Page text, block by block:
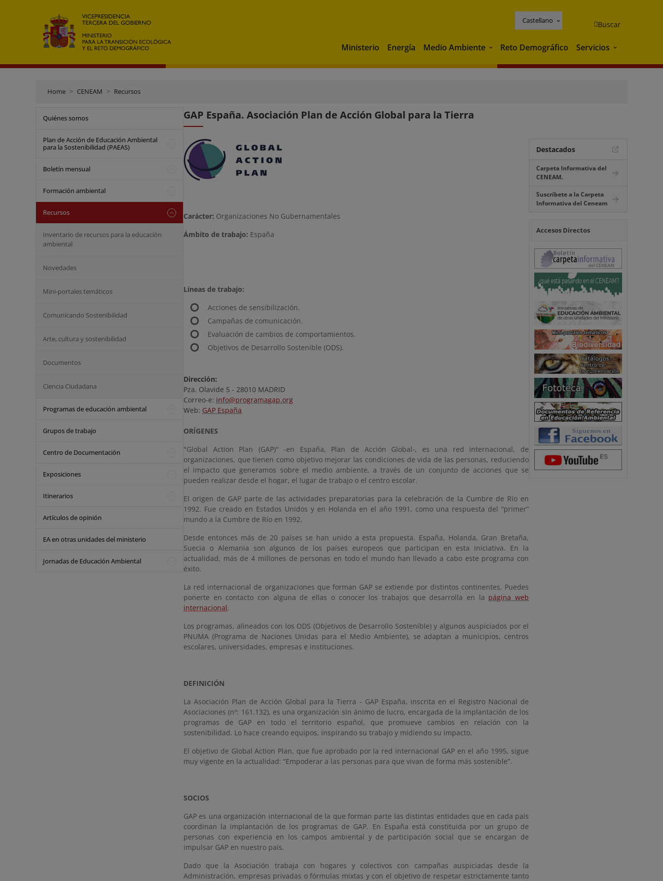
Castellano Buscar
Ministerio Energía Medio Ambiente Medio Ambiente
Reto Demográfico Servicios Servicios
Home CENEAM Recursos
Quiénes somos
Plan de Acción de Educación Ambiental
para la Sostenibilidad (PAEAS)
Boletín mensual
Formación ambiental
Recursos
Inventario de recursos para la educación
ambiental
Novedades
Mini-portales temáticos
Comunicando Sostenibilidad
Arte, cultura y sostenibilidad
Documentos
Ciencia Ciudadana
Programas de educación ambiental
Grupos de trabajo
Centro de Documentación
Exposiciones
Itinerarios
Artículos de opinión
EA en otras unidades del ministerio
Jornadas de Educación Ambiental
GAP España. Asociación Plan de Acción Global para la Tierra
Carácter: Organizaciones No Gubernamentales
Ámbito de trabajo: España
Líneas de trabajo:
Acciones de sensibilización.
Campañas de comunicación.
Evaluación de cambios de comportamientos.
Objetivos de Desarrollo Sostenible (ODS).
Dirección:
Pza. Olavide 5 - 28010 MADRID
Correo-e: info@programagap.org
Web: GAP España
ORÍGENES
"Global Action Plan (GAP)" -en España, Plan de Acción Global-, es una red internacional, de
organizaciones, que tienen como objetivo mejorar las condiciones de vida de las personas, reduciendo
el impacto que generamos sobre el medio ambiente, a través de un conjunto de acciones que se
pueden realizar desde el hogar, el lugar de trabajo o el centro escolar.
El origen de GAP parte de las actividades preparatorias para la celebración de la Cumbre de Río en
1992. Fue creado en Estados Unidos y en Holanda en el año 1991, como una respuesta del “primer”
mundo a la Cumbre de Río en 1992.
Desde entonces más de 20 países se han unido a esta propuesta. España, Holanda, Gran Bretaña,
Suecia o Alemania son algunos de los países europeos que participan en esta iniciativa. En la
actualidad, más de 4 millones de personas en todo el mundo han llevado a cabo este programa con
éxito.
La red internacional de organizaciones que forman GAP se extiende por distintos continentes. Puedes
ponerte en contacto con alguna de ellas o conocer los trabajos que desarrolla en la página web
internacional.
Los programas, alineados con los ODS (Objetivos de Desarrollo Sostenible) y algunos auspiciados por el
PNUMA (Programa de Naciones Unidas para el Medio Ambiente), se adaptan a municipios, centros
escolares, universidades, empresas e instituciones.
DEFINICIÓN
La Asociación Plan de Acción Global para la Tierra - GAP España, inscrita en el Registro Nacional de
Asociaciones (nº: 161.132), es una organización sin ánimo de lucro, encargada de la implantación de los
programas de GAP en todo el territorio español, que promueve cambios en relación con la
sostenibilidad. Lo hace creando equipos, inspirando su trabajo y midiendo su impacto.
El objetivo de Global Action Plan, que fue aprobado por la red internacional GAP en el año 1995, sigue
muy vigente en la actualidad: “Empoderar a las personas para que vivan de forma más sostenible”.
SOCIOS
GAP es una organización internacional de la que forman parte las distintas entidades que en cada país
coordinan la implantación de los programas de GAP. En España está constituida por un grupo de
personas con experiencia en los campos ambiental y de participación social que se encargan de
impulsar GAP en nuestro país.
Dado que la Asociación trabaja con hogares y colectivos con campañas auspiciadas desde la
Administración, empresas privadas o fórmulas mixtas y con el objetivo de respetar estrictamente tanto
Destacados
Carpeta Informativa del
CENEAM.
Suscríbete a la Carpeta
Informativa del Ceneam
Accesos Directos